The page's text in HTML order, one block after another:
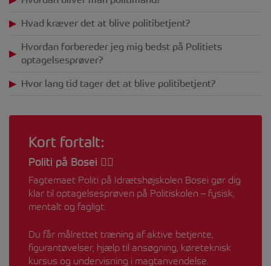
Hvad kræver det at blive politibetjent?
Hvordan forbereder jeg mig bedst på Politiets
optagelsesprøver?
Hvor lang tid tager det at blive politibetjent?
Kort fortalt:
Politi på Bosei 👮‍♂️
Fagtemaet Politi på Idrætshøjskolen Bosei gør dig
klar til optagelsesprøven på Politiskolen – fysisk,
mentalt og fagligt.
Du får målrettet træning af aktive betjente,
figurantøvelser, hjælp til ansøgning, køreteknisk
kursus og undervisning i magtanvendelse.